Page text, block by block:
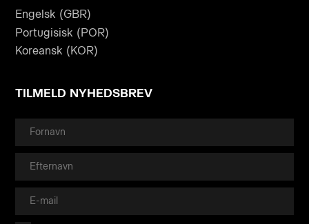
Engelsk (GBR)
Portugisisk (POR)
Koreansk (KOR)
TILMELD NYHEDSBREV